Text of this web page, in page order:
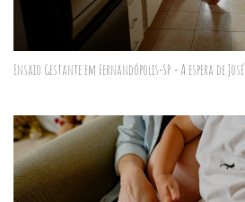
Ensaio Gestante em Fernandópolis-SP - A espera de José